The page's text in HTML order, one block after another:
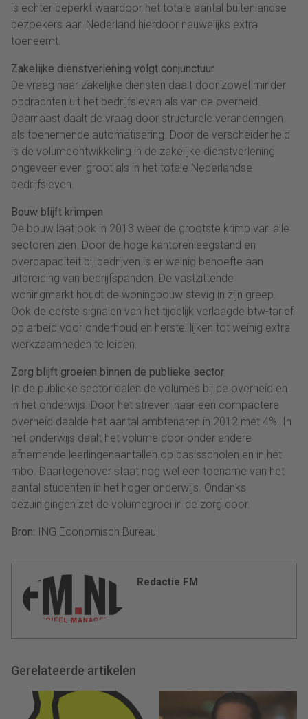
is echter beperkt waardoor het totale aantal buitenlandse
bezoekers aan Nederland hierdoor nauwelijks extra
toeneemt.
Zakelijke dienstverlening volgt conjunctuur
De vraag naar zakelijke diensten daalt door zowel minder
opdrachten uit het bedrijfsleven als van de overheid.
Daarnaast daalt de vraag door structurele veranderingen
als toenemende automatisering. Door de verscheidenheid
is de volumeontwikkeling in de zakelijke dienstverlening
ongeveer even groot als in het totale Nederlandse
bedrijfsleven.
Bouw blijft krimpen
De bouw laat ook in 2013 weer de grootste krimp van alle
sectoren zien. Door de hoge kantorenleegstand en
overcapaciteit bij bedrijven is er weinig behoefte aan
uitbreiding van bedrijfspanden. De vastzittende
woningmarkt houdt de woningbouw stevig in zijn greep.
Ook de eerste signalen van het tijdelijk verlaagde btw-tarief
op arbeid voor onderhoud en herstel lijken tot weinig extra
werkzaamheden te leiden.
Zorg blijft groeien binnen de publieke sector
In de publieke sector dalen de volumes bij de overheid en
in het onderwijs. Door het streven naar een compactere
overheid daalde het aantal ambtenaren in 2012 met 4%. In
het onderwijs daalt het volume door onder andere
afnemende leerlingenaantallen op basisscholen en in het
mbo. Daartegenover staat nog wel een toename van het
aantal studenten in het hoger onderwijs. Ondanks
bezuinigingen zet de volumegroei in de zorg door.
Bron: ING Economisch Bureau
Redactie FM
Gerelateerde artikelen